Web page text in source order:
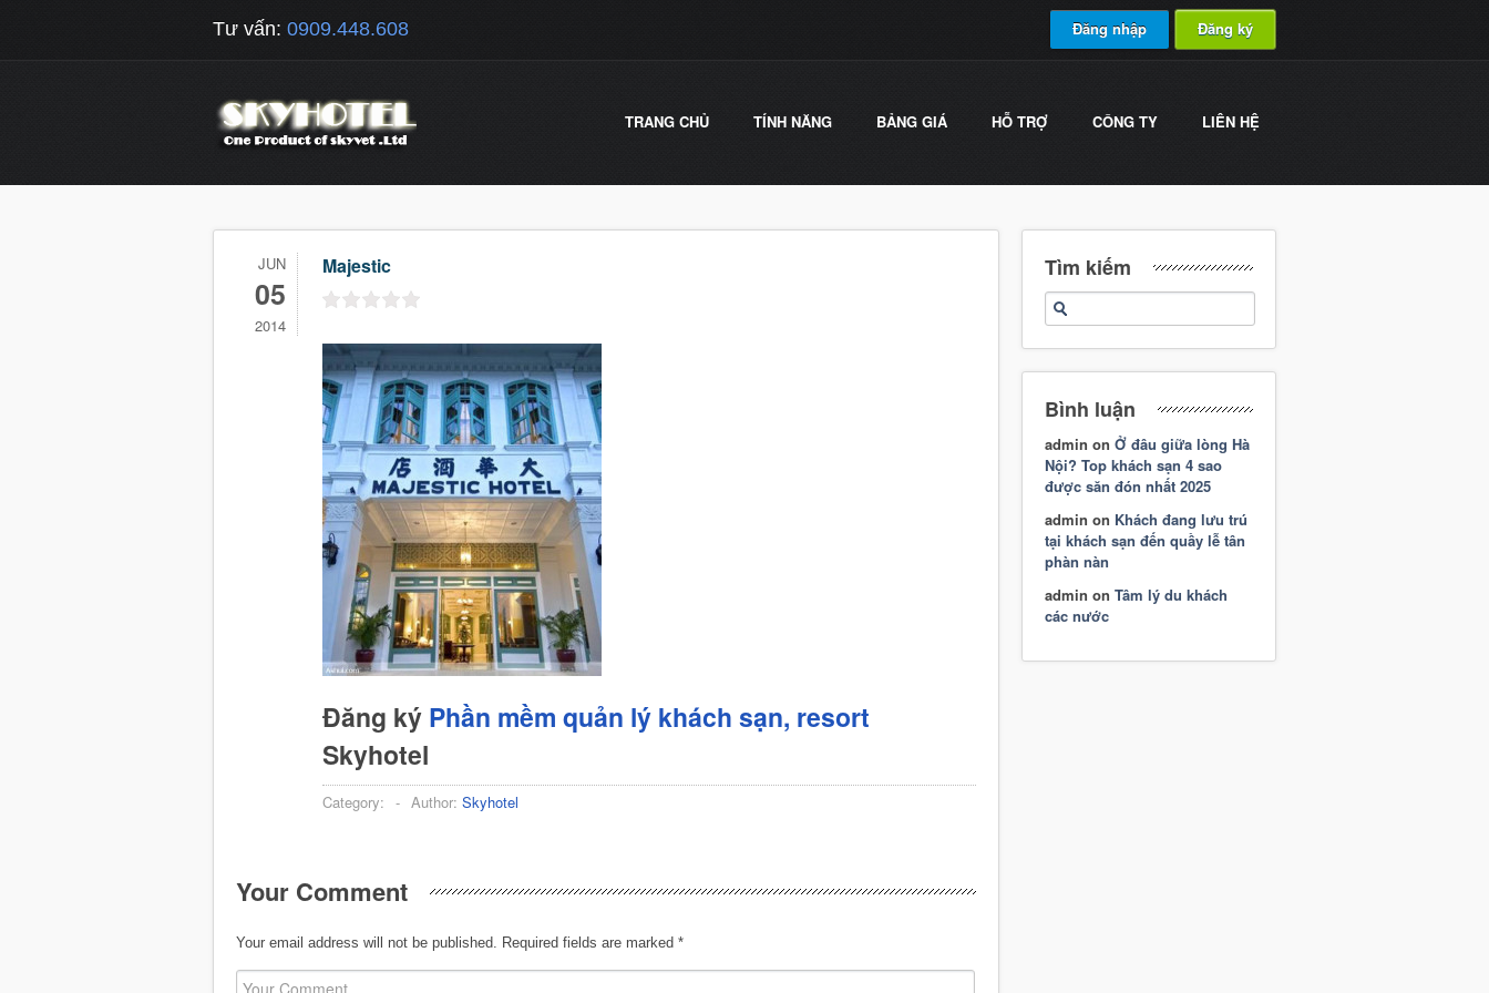
Tư vấn: 0909.448.608 Đăng nhập Đăng ký
TRANG CHỦ TÍNH NĂNG BẢNG GIÁ HỖ TRỢ CÔNG TY LIÊN HỆ
JUN
05
2014
Majestic
Đăng ký Phần mềm quản lý khách sạn, resort
Skyhotel
Category: - Author: Skyhotel
Your Comment
Your email address will not be published. Required fields are marked *
Tìm kiếm
Bình luận
admin on Ở đâu giữa lòng Hà
Nội? Top khách sạn 4 sao
được săn đón nhất 2025
admin on Khách đang lưu trú
tại khách sạn đến quầy lễ tân
phàn nàn
admin on Tâm lý du khách
các nước